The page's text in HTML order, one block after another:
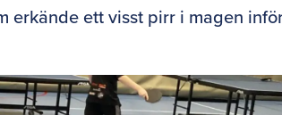
erkände ett visst pirr i magen